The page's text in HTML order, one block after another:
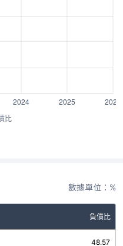
比
數據單位：%
負債比
48.57